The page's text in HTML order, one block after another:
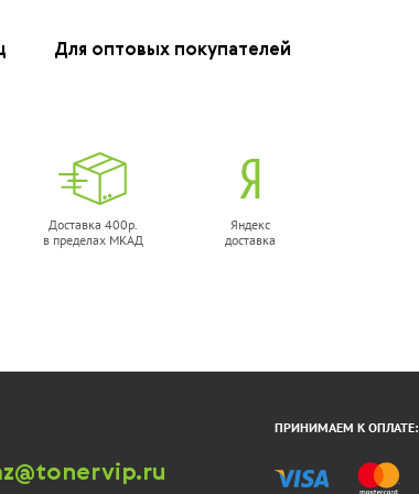
Для оптовых покупателей
Доставка 400р.
в пределах МКАД
Яндекс
доставка
ПРИНИМАЕМ К ОПЛАТЕ: